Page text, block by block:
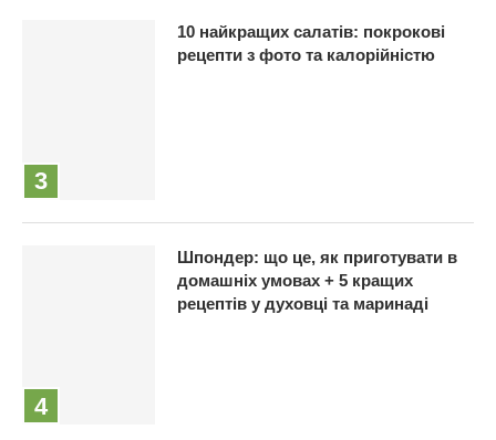
10 найкращих салатів: покрокові
рецепти з фото та калорійністю
Шпондер: що це, як приготувати в
домашніх умовах + 5 кращих
рецептів у духовці та маринаді